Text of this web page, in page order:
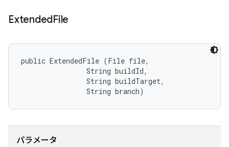
ExtendedFile
public ExtendedFile (File file,
                String buildId,
                String buildTarget,
                String branch)
パラメータ